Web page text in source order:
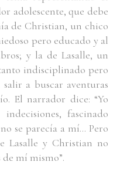
adolescente, que debe
de Christian, un chico
pero educado y al
y la de Lasalle, un
indisciplinado pero
a buscar aventuras
El narrador dice: “Yo
fascinado
se parecía a mí... Pero
Lasalle y Christian no
mí mismo”.